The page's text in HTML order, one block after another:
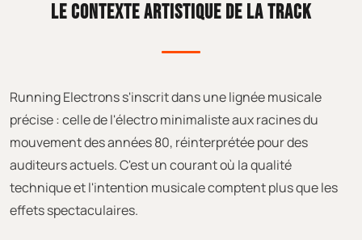
LE CONTEXTE ARTISTIQUE DE LA TRACK
Running Electrons s'inscrit dans une lignée musicale
précise : celle de l'électro minimaliste aux racines du
mouvement des années 80, réinterprétée pour des
auditeurs actuels. C'est un courant où la qualité
technique et l'intention musicale comptent plus que les
effets spectaculaires.